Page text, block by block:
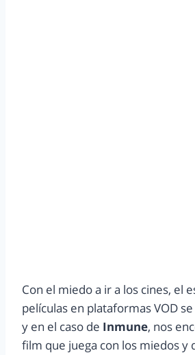
Con el miedo a ir a los cines, el
películas en plataformas VOD
y en el caso de Inmune, nos
film que juega con los miedos y